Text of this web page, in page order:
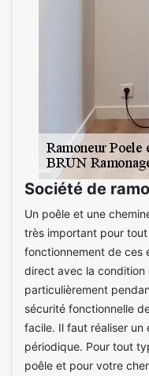
Société de
Un poêle et une
très important pour tout
fonctionnement de ces
direct avec la condition
particulièrement
sécurité fonctionnelle
facile. Il faut réaliser
périodique. Pour tout
poêle et pour votre